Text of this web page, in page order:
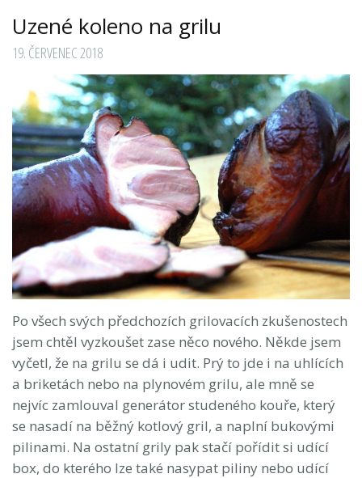
Uzené koleno na grilu
19. ČERVENEC 2018
Po všech svých předchozích grilovacích zkušenostech
jsem chtěl vyzkoušet zase něco nového. Někde jsem
vyčetl, že na grilu se dá i udit. Prý to jde i na uhlících
a briketách nebo na plynovém grilu, ale mně se
nejvíc zamlouval generátor studeného kouře, který
se nasadí na běžný kotlový gril, a naplní bukovými
pilinami. Na ostatní grily pak stačí pořídit si udící
box, do kterého lze také nasypat piliny nebo udící